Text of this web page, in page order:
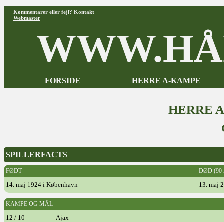
Kommentarer eller fejl? Kontakt
Webmaster
FORSIDE HERRE A-KAMPE
HERRE
SPILLERFACTS
FØDT DØD (90
14. maj 1924 i København 13. maj
KAMPE OG MÅL
12 / 10 Ajax